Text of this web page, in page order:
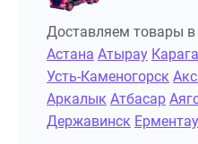
Доставляем товары в
Астана Атырау
Усть-Каменогорск
Аркалык Атбасар
Державинск Ерментау